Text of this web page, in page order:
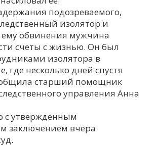
Х
Ч
Я
подозреваемого,
изолятор и
обвинения мужчина
счеты с жизнью. Он был
изолятора в
где несколько дней спустя
старший помощник
управления Анна
с утвержденным
заключением вчера